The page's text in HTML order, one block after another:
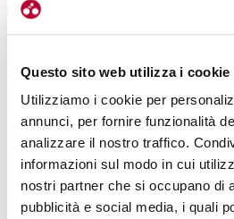
Questo sito web utilizza i cookie
Utilizziamo i cookie per
annunci, per fornire funzionalità
analizzare il nostro traffico.
informazioni sul modo in cui
nostri partner che si occupano di
pubblicità e social media, i quali